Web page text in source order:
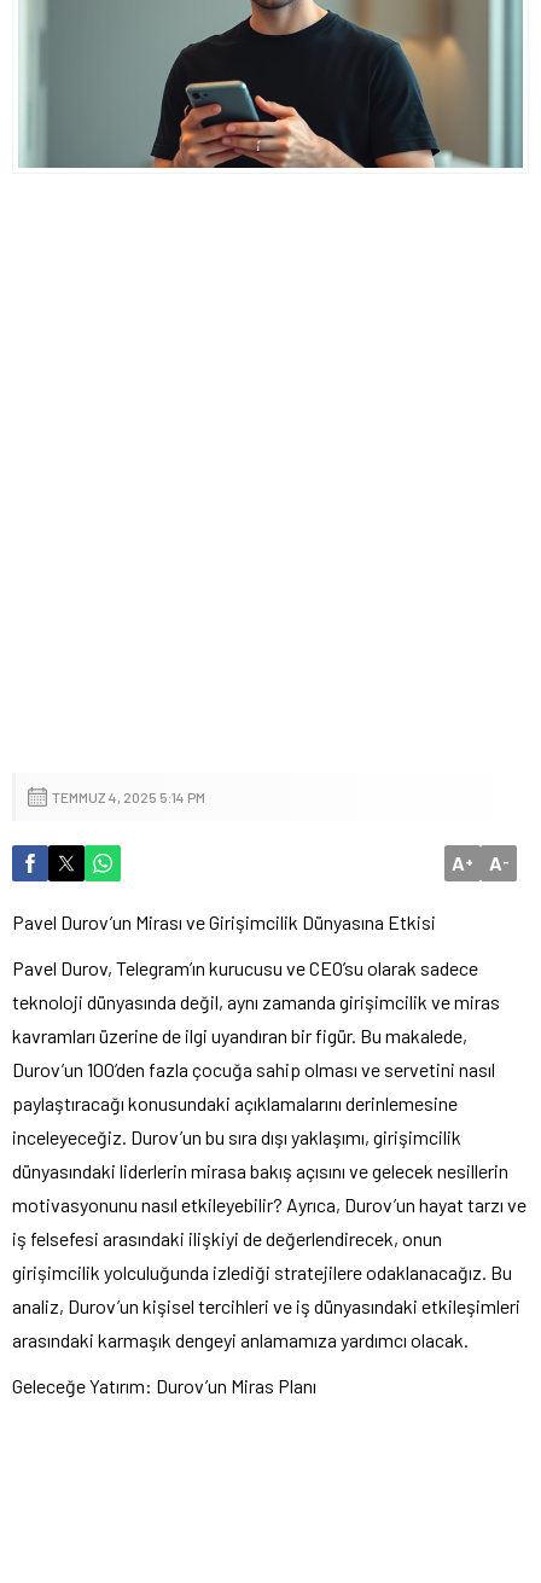
TEMMUZ 4, 2025 5:14 PM
A+ A-
Pavel Durov’un Mirası ve Girişimcilik Dünyasına Etkisi
Pavel Durov, Telegram’ın kurucusu ve CEO’su olarak sadece
teknoloji dünyasında değil, aynı zamanda girişimcilik ve miras
kavramları üzerine de ilgi uyandıran bir figür. Bu makalede,
Durov’un 100’den fazla çocuğa sahip olması ve servetini nasıl
paylaştıracağı konusundaki açıklamalarını derinlemesine
inceleyeceğiz. Durov’un bu sıra dışı yaklaşımı, girişimcilik
dünyasındaki liderlerin mirasa bakış açısını ve gelecek nesillerin
motivasyonunu nasıl etkileyebilir? Ayrıca, Durov’un hayat tarzı ve
iş felsefesi arasındaki ilişkiyi de değerlendirecek, onun
girişimcilik yolculuğunda izlediği stratejilere odaklanacağız. Bu
analiz, Durov’un kişisel tercihleri ve iş dünyasındaki etkileşimleri
arasındaki karmaşık dengeyi anlamamıza yardımcı olacak.
Geleceğe Yatırım: Durov’un Miras Planı